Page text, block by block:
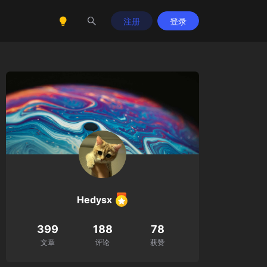
注册 登录
Hedysx
399
文章
188
评论
78
获赞